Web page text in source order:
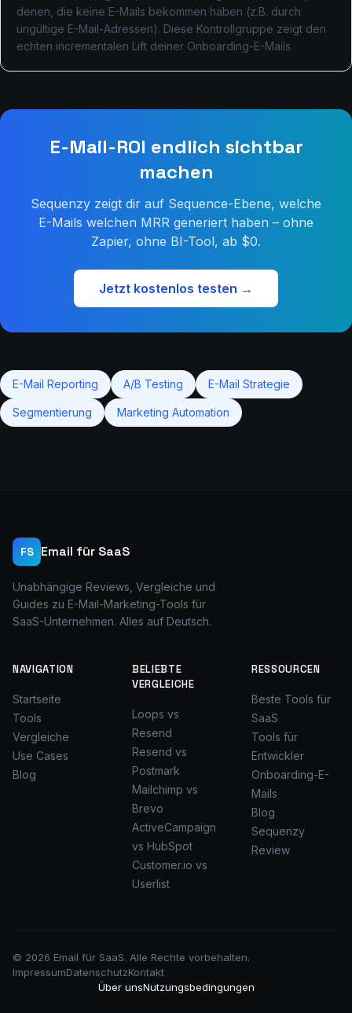
denen, die keine E-Mails bekommen haben (z.B. durch
ungültige E-Mail-Adressen). Diese Kontrollgruppe zeigt den
echten incrementalen Lift deiner Onboarding-E-Mails.
E-Mail-ROI endlich sichtbar
machen
Sequenzy zeigt dir auf Sequence-Ebene, welche
E-Mails welchen MRR generiert haben – ohne
Zapier, ohne BI-Tool, ab $0.
Jetzt kostenlos testen →
E-Mail Reporting A/B Testing E-Mail Strategie
Segmentierung Marketing Automation
FS Email für SaaS
Unabhängige Reviews, Vergleiche und
Guides zu E-Mail-Marketing-Tools für
SaaS-Unternehmen. Alles auf Deutsch.
NAVIGATION
Startseite
Tools
Vergleiche
Use Cases
Blog
BELIEBTE
VERGLEICHE
Loops vs
Resend
Resend vs
Postmark
Mailchimp vs
Brevo
ActiveCampaign
vs HubSpot
Customer.io vs
Userlist
RESSOURCEN
Beste Tools für
SaaS
Tools für
Entwickler
Onboarding-E-
Mails
Blog
Sequenzy
Review
© 2026 Email für SaaS. Alle Rechte vorbehalten.
ImpressumDatenschutzKontakt
Über unsNutzungsbedingungen